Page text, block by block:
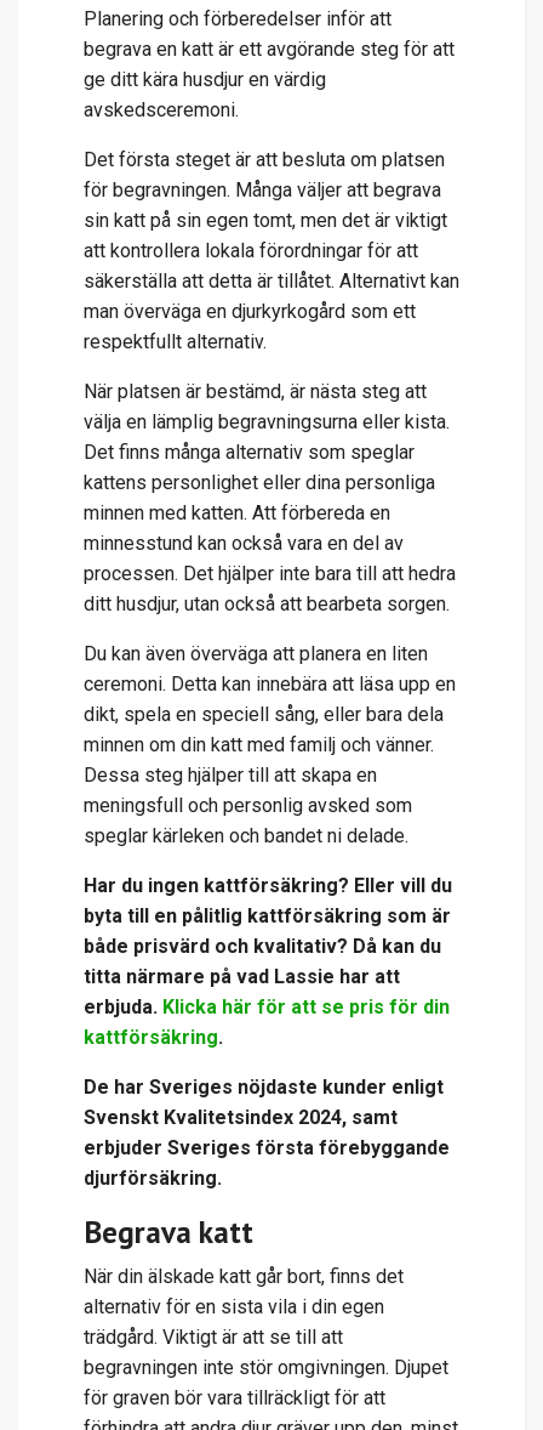
Planering och förberedelser inför att
begrava en katt är ett avgörande steg för att
ge ditt kära husdjur en värdig
avskedsceremoni.
Det första steget är att besluta om platsen
för begravningen. Många väljer att begrava
sin katt på sin egen tomt, men det är viktigt
att kontrollera lokala förordningar för att
säkerställa att detta är tillåtet. Alternativt kan
man överväga en djurkyrkogård som ett
respektfullt alternativ.
När platsen är bestämd, är nästa steg att
välja en lämplig begravningsurna eller kista.
Det finns många alternativ som speglar
kattens personlighet eller dina personliga
minnen med katten. Att förbereda en
minnesstund kan också vara en del av
processen. Det hjälper inte bara till att hedra
ditt husdjur, utan också att bearbeta sorgen.
Du kan även överväga att planera en liten
ceremoni. Detta kan innebära att läsa upp en
dikt, spela en speciell sång, eller bara dela
minnen om din katt med familj och vänner.
Dessa steg hjälper till att skapa en
meningsfull och personlig avsked som
speglar kärleken och bandet ni delade.
Har du ingen kattförsäkring? Eller vill du
byta till en pålitlig kattförsäkring som är
både prisvärd och kvalitativ? Då kan du
titta närmare på vad Lassie har att
erbjuda. Klicka här för att se pris för din
kattförsäkring.
De har Sveriges nöjdaste kunder enligt
Svenskt Kvalitetsindex 2024, samt
erbjuder Sveriges första förebyggande
djurförsäkring.
Begrava katt
När din älskade katt går bort, finns det
alternativ för en sista vila i din egen
trädgård. Viktigt är att se till att
begravningen inte stör omgivningen. Djupet
för graven bör vara tillräckligt för att